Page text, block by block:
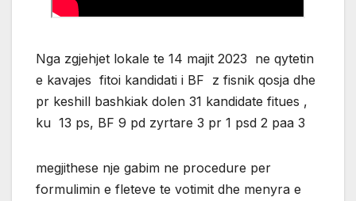
Nga zgjehjet lokale te 14 majit 2023 ne qytetin
e kavajes fitoi kandidati i BF z fisnik qosja dhe
pr keshill bashkiak dolen 31 kandidate fitues ,
ku 13 ps, BF 9 pd zyrtare 3 pr 1 psd 2 paa 3
megjithese nje gabim ne procedure per
formulimin e fleteve te votimit dhe menyra e